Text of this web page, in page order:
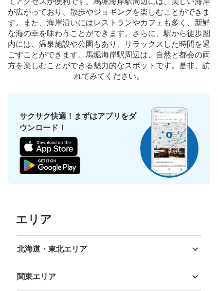
が広がっており、散歩やジョギングを楽しむことができま
す。また、海岸沿いにはレストランやカフェも多く、新鮮
な海の幸を味わうことができます。さらに、駅から徒歩圏
内には、温泉施設や公園もあり、リラックスした時間を過
ごすことができます。馬堀海岸駅周辺は、自然と都会の両
方を楽しむことができる魅力的なスポットです。是非、訪
れてみてください。
サクサク快適！まずはアプリをダ
ウンロード！
エリア
北海道・東北エリア
関東エリア